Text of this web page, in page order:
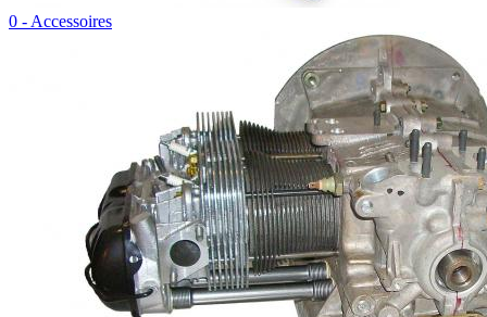
0 - Accessoires